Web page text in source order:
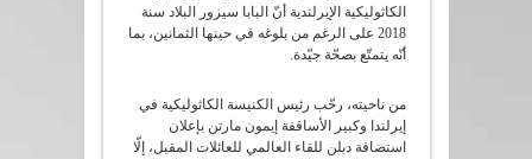
الكاثوليكية الإيرلندية أنّ البابا سيزور البلاد سنة
2018 على الرغم من بلوغه في حينها الثمانين، بما
أنّه يتمتّع بصحّة جيّدة.
من ناحيته، رحّب رئيس الكنيسة الكاثوليكية في
إيرلندا وكبير الأساقفة إيمون مارتن بإعلان
استضافة دبلن للقاء العالمي للعائلات المقبل، إلّا